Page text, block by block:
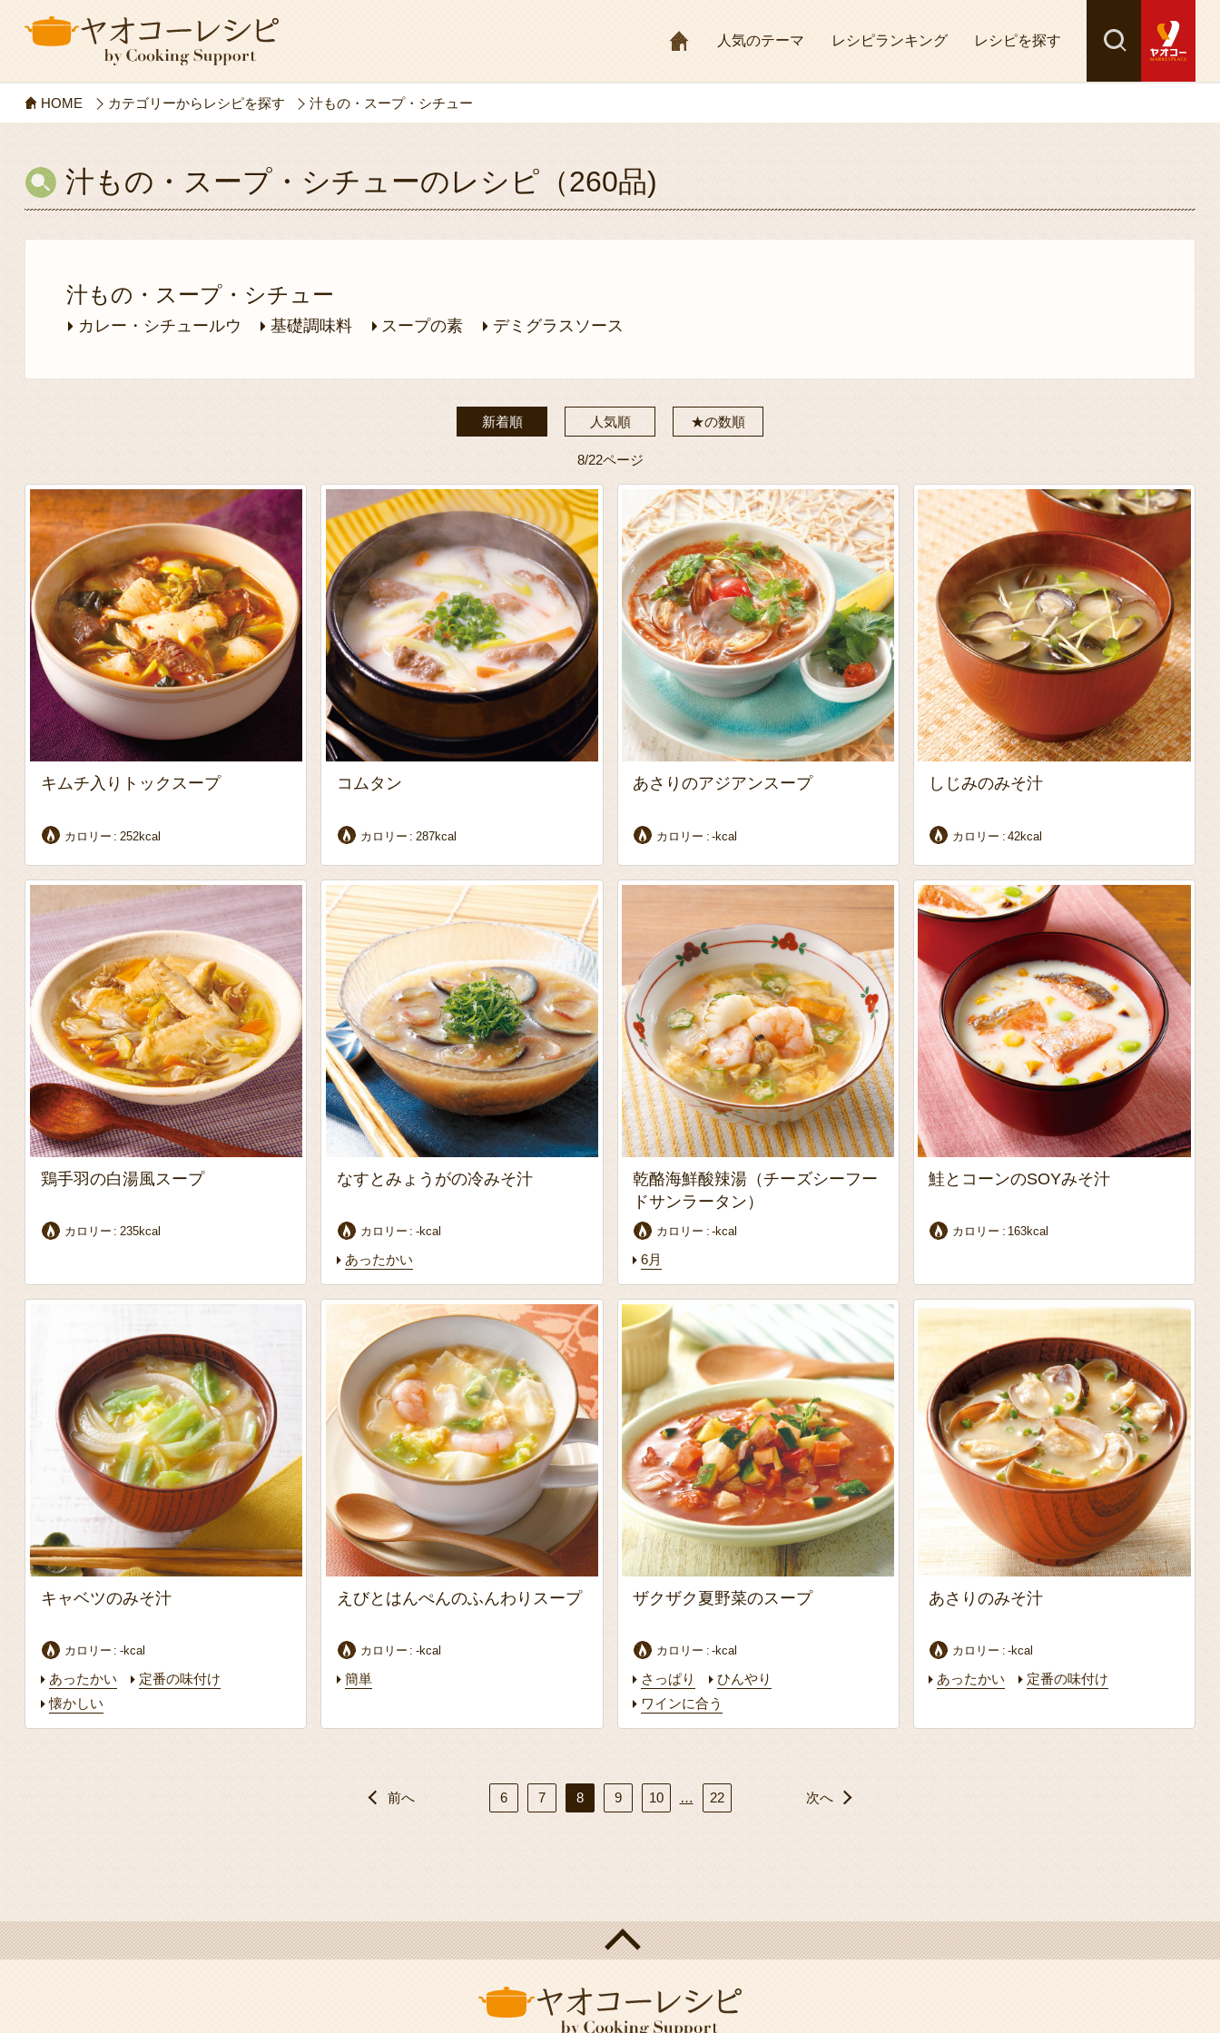
HOME人気のテーマ レシピランキング レシピを探す 検索
探す
HOME カテゴリーからレシピを探す 汁もの・スープ・シチュー
汁もの・スープ・シチューのレシピ（260品)
汁もの・スープ・シチュー
カレー・シチュールウ 基礎調味料 スープの素 デミグラスソース
新着順 人気順 ★の数順
8/22ページ
キムチ入りトックスープ
カロリー 252kcal
コムタン
カロリー 287kcal
あさりのアジアンスープ
カロリー -kcal
しじみのみそ汁
カロリー 42kcal
鶏手羽の白湯風スープ
カロリー 235kcal
なすとみょうがの冷みそ汁
カロリー -kcal
あったかい
乾酪海鮮酸辣湯（チーズシーフー
ドサンラータン）
カロリー -kcal
6月
鮭とコーンのSOYみそ汁
カロリー 163kcal
キャベツのみそ汁
カロリー -kcal
あったかい
定番の味付け
懐かしい
えびとはんぺんのふんわりスープ
カロリー -kcal
簡単
ザクザク夏野菜のスープ
カロリー -kcal
さっぱり
ひんやり
ワインに合う
あさりのみそ汁
カロリー -kcal
あったかい 定番の味付け
前へ 6 7 8 9 10 … 22 次へ